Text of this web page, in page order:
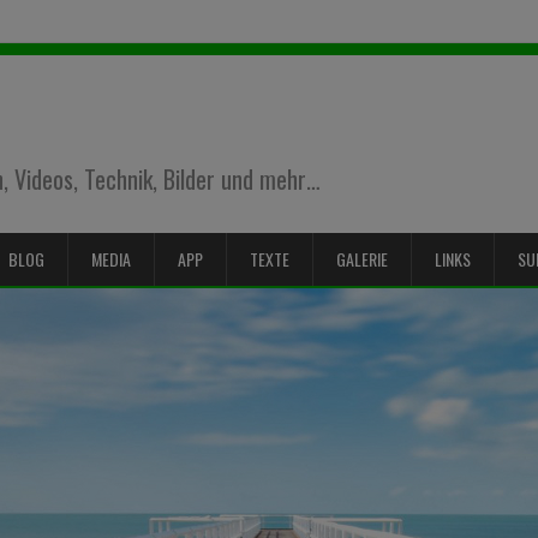
Technik, Bilder und mehr…
BLOG MEDIA APP TEXTE GALERIE LINKS